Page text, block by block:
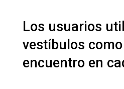
Los usuarios
vestíbulos
encuentro en